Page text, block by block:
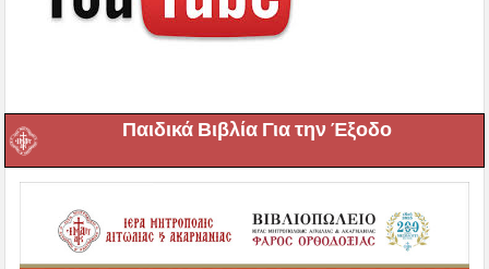
Παιδικά Βιβλία Για την Έξοδο